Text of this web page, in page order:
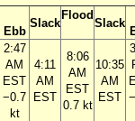
Ebb
Slack
Flood
Slack
2:47
AM
EST
−0.7
kt
4:11
AM
EST
8:06
AM
EST
0.7 kt
10:35
AM
EST